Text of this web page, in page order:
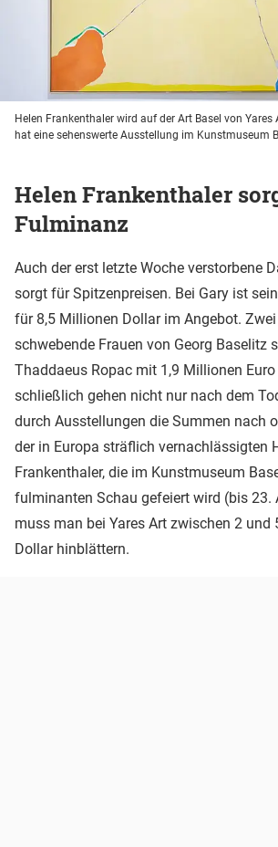
Helen Frankenthaler wird auf der Art Basel von Yares
hat eine sehenswerte Ausstellung im Kunstmuseum
Helen Frankenthaler
Fulminanz
Auch der erst letzte Woche verstorbene
sorgt für Spitzenpreisen. Bei Gary ist
für 8,5 Millionen Dollar im Angebot.
schwebende Frauen von Georg Baselitz
Thaddaeus Ropac mit 1,9 Millionen Euro
schließlich gehen nicht nur nach dem
durch Ausstellungen die Summen nach
der in Europa sträflich vernachlässigten
Frankenthaler, die im Kunstmuseum
fulminanten Schau gefeiert wird (bis 23.
muss man bei Yares Art zwischen 2 und
Dollar hinblättern.